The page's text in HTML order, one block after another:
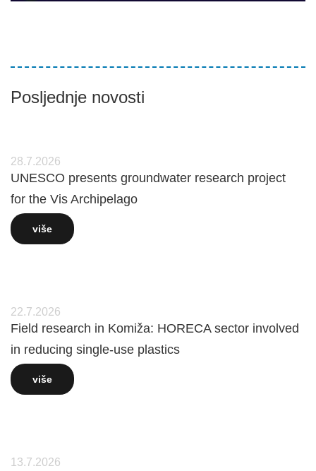
Posljednje novosti
28.7.2026
UNESCO presents groundwater research project
for the Vis Archipelago
više
22.7.2026
Field research in Komiža: HORECA sector involved
in reducing single-use plastics
više
13.7.2026